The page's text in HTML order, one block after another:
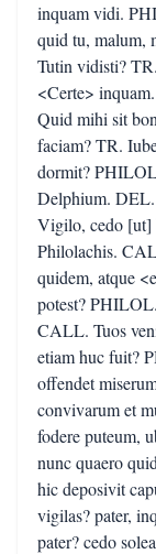
inquam vidi.
quid tu, malum,
Tutin vidisti?
<Certe>
Quid mihi sit
faciam? TR.
dormit?
Delphium.
Vigilo, cedo [ut]
Philolachis.
quidem, atque
potest?
CALL. Tuos
etiam huc fuit?
offendet
convivarum et
fodere puteum,
nunc quaero
hic deposivit
vigilas? pater,
pater? cedo